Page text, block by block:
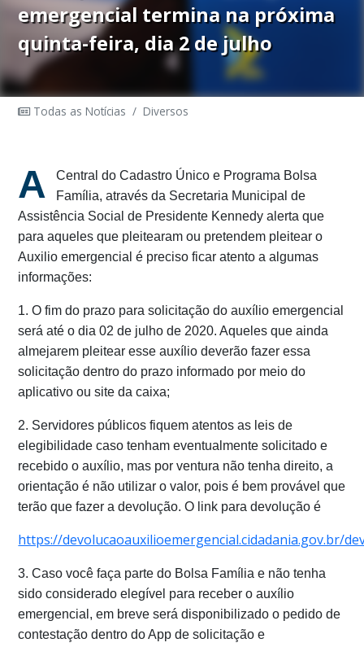
emergencial termina na próxima
quinta-feira, dia 2 de julho
Todas as Notícias / Diversos
A
Central do Cadastro Único e Programa Bolsa
Família, através da Secretaria Municipal de
Assistência Social de Presidente Kennedy alerta que
para aqueles que pleitearam ou pretendem pleitear o
Auxilio emergencial é preciso ficar atento a algumas
informações:
1. O fim do prazo para solicitação do auxílio emergencial
será até o dia 02 de julho de 2020. Aqueles que ainda
almejarem pleitear esse auxílio deverão fazer essa
solicitação dentro do prazo informado por meio do
aplicativo ou site da caixa;
2. Servidores públicos fiquem atentos as leis de
elegibilidade caso tenham eventualmente solicitado e
recebido o auxílio, mas por ventura não tenha direito, a
orientação é não utilizar o valor, pois é bem provável que
terão que fazer a devolução. O link para devolução é
https://devolucaoauxilioemergencial.cidadania.gov.br/
3. Caso você faça parte do Bolsa Família e não tenha
sido considerado elegível para receber o auxílio
emergencial, em breve será disponibilizado o pedido de
contestação dentro do App de solicitação e